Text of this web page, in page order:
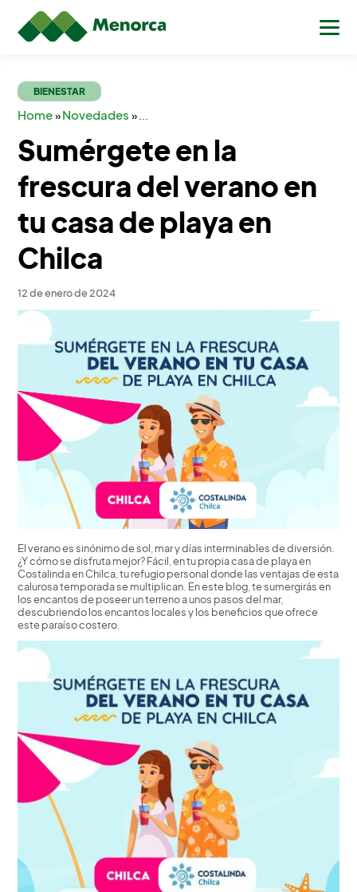
BIENESTAR
Home»Novedades»
Sumérgete en la
frescura del verano en
tu casa de playa en
Chilca
12 de enero de 2024
El verano es sinónimo de sol, mar y días interminables de diversión.
¿Y cómo se disfruta mejor? Fácil, en tu propia casa de playa en
Costalinda en Chilca, tu refugio personal donde las ventajas de esta
calurosa temporada se multiplican. En este blog, te sumergirás en
los encantos de poseer un terreno a unos pasos del mar,
descubriendo los encantos locales y los beneficios que ofrece
este paraíso costero.